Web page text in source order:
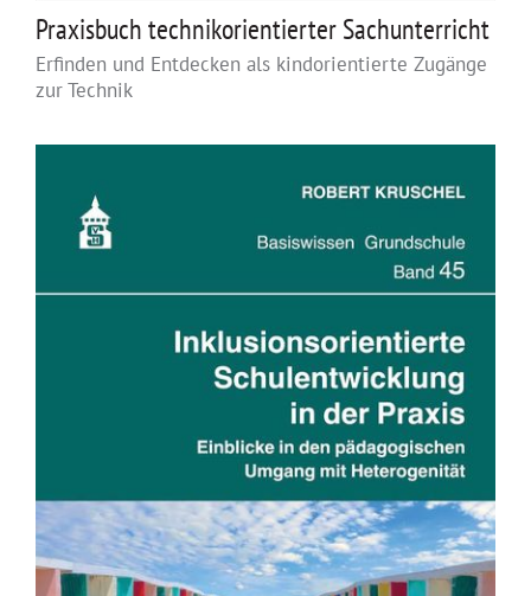
Praxisbuch technikorientierter Sachunterricht
Erfinden und Entdecken als kindorientierte Zugänge
zur Technik